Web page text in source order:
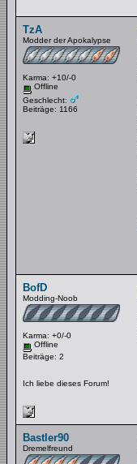
TzA
Modder der Apokalypse
Karma: +10/-0
Offline
Geschlecht:
Beiträge: 1166
BofD
Modding-Noob
Karma: +0/-0
Offline
Beiträge: 2
Ich liebe dieses Forum!
Bastler90
Dremelfreund